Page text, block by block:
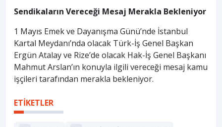
Sendikaların Vereceği Mesaj Merakla Bekleniyor
1 Mayıs Emek ve Dayanışma Günü’nde İstanbul
Kartal Meydanı’nda olacak Türk-İş Genel Başkan
Ergün Atalay ve Rize’de olacak Hak-İş Genel Başkanı
Mahmut Arslan’ın konuyla ilgili vereceği mesaj kamu
işçileri tarafından merakla bekleniyor.
ETİKETLER